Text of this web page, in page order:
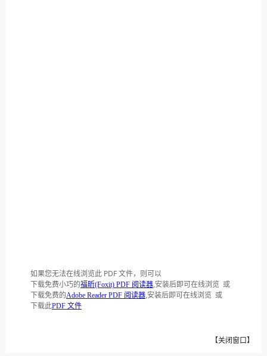
如果您无法在线浏览此 PDF 文件，则可以
下载免费小巧的福昕(Foxit) PDF 阅读器,安装后即可在线浏览 或
下载免费的Adobe Reader PDF 阅读器,安装后即可在线浏览 或
下载此PDF 文件
【关闭窗口 】